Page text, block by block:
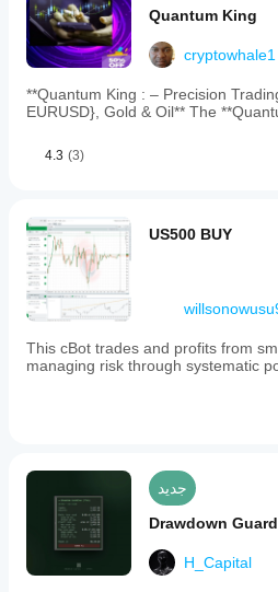
Quantum King
cryptowhale1
**Quantum King : – Precision
EURUSD}, Gold & Oil** The
4.3 (3)
US500 BUY
This cBot trades and profits from
managing risk through systematic
جديد
Drawdown
H_Capital